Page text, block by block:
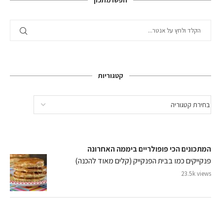
קטגוריות
המתכונים הכי פופולריים ביממה האחרונה
פנקייקים כמו בבית הפנקייק (קלים מאוד להכנה)
23.5k views